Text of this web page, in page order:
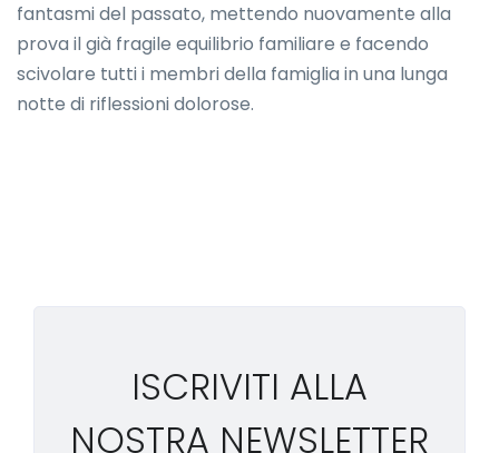
fantasmi del passato, mettendo nuovamente alla
prova il già fragile equilibrio familiare e facendo
scivolare tutti i membri della famiglia in una lunga
notte di riflessioni dolorose.
ISCRIVITI ALLA
NOSTRA NEWSLETTER